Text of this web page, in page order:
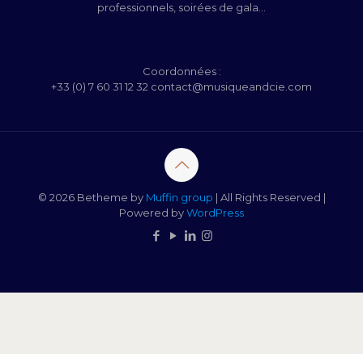
professionnels, soirées de gala...
Coordonnées :
+33 (0) 7 60 31 12 32 contact@musiqueandcie.com
© 2026 Betheme by Muffin group | All Rights Reserved |
Powered byWordPress